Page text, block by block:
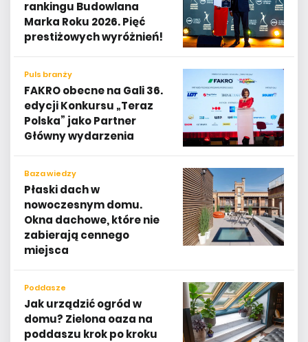
rankingu Budowlana
Marka Roku 2026. Pięć
prestiżowych wyróżnień!
Puls branży
FAKRO obecne na Gali 36.
edycji Konkursu „Teraz
Polska” jako Partner
Główny wydarzenia
Baza wiedzy
Płaski dach w
nowoczesnym domu.
Okna dachowe, które nie
zabierają cennego
miejsca
Poddasze
Jak urządzić ogród w
domu? Zielona oaza na
poddaszu krok po kroku